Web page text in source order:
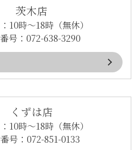
茨木店
10時～18時（無休）
号： 072-638-3290
くずは店
10時～18時（無休）
号： 072-851-0133